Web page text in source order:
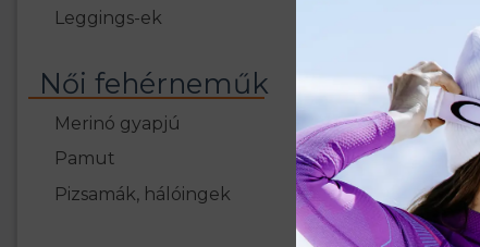
Leggings-ek
Női fehérneműk
Merinó gyapjú
Pamut
Pizsamák, hálóingek